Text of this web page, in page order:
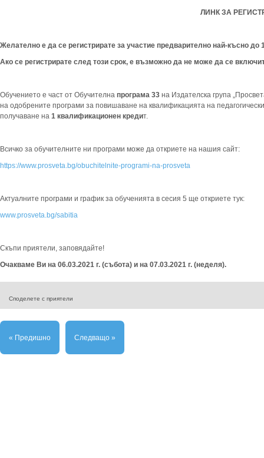
ЛИНК ЗА
Желателно е да се регистрирате за участие предварително най-късно до
Ако се регистрирате след този срок, е възможно да не може да се
Обучението е част от Обучителна програма 33 на Издателска група
на одобрените програми за повишаване на квалификацията на
получаване на 1 квалификационен кредит.
Всичко за обучителните ни програми може да откриете на нашия сайт:
https://www.prosveta.bg/obuchitelnite-programi-na-prosveta
Актуалните програми и график за обученията в сесия 5 ще откриете тук:
www.prosveta.bg/sabitia
Скъпи приятели, заповядайте!
Очакваме Ви на 06.03.2021 г. (събота) и на 07.03.2021 г. (неделя).
Споделете с приятели
« Предишно Следващо »